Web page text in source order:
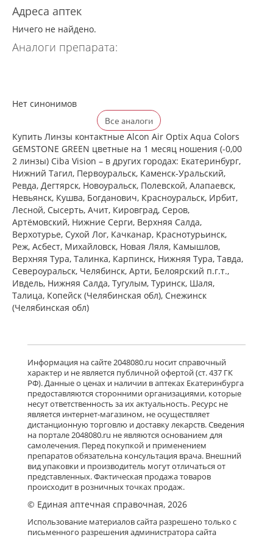
Адреса аптек
Ничего не найдено.
Аналоги препарата:
Нет синонимов
Все аналоги
Купить Линзы контактные Alcon Air Optix Aqua Colors
GEMSTONE GREEN цветные на 1 месяц ношения (-0,00
2 линзы) Ciba Vision – в других городах: Екатеринбург,
Нижний Тагил, Первоуральск, Каменск-Уральский,
Ревда, Дегтярск, Новоуральск, Полевской, Алапаевск,
Невьянск, Кушва, Богданович, Красноуральск, Ирбит,
Лесной, Сысерть, Ачит, Кировград, Серов,
Артёмовский, Нижние Cерги, Верхняя Салда,
Верхотурье, Сухой Лог, Качканар, Краснотурьинск,
Реж, Асбест, Михайловск, Новая Ляля, Камышлов,
Верхняя Тура, Талинка, Карпинск, Нижняя Тура, Тавда,
Североуральск, Челябинск, Арти, Белоярский п.г.т.,
Ивдель, Нижняя Салда, Тугулым, Туринск, Шаля,
Талица, Копейск (Челябинская обл), Снежинск
(Челябинская обл)
Информация на сайте 2048080.ru носит справочный
характер и не является публичной офертой (ст. 437 ГК
РФ). Данные о ценах и наличии в аптеках Екатеринбурга
предоставляются сторонними организациями, которые
несут ответственность за их актуальность. Ресурс не
является интернет-магазином, не осуществляет
дистанционную торговлю и доставку лекарств. Сведения
на портале 2048080.ru не являются основанием для
самолечения. Перед покупкой и применением
препаратов обязательна консультация врача. Внешний
вид упаковки и производитель могут отличаться от
представленных. Фактическая продажа товаров
происходит в розничных точках продаж.
© Единая аптечная справочная, 2026
Использование материалов сайта разрешено только с
письменного разрешения администратора сайта